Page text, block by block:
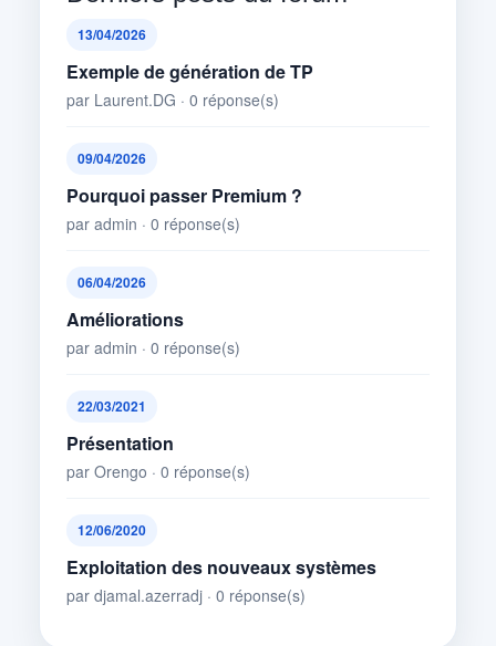
13/04/2026
Exemple de génération de TP
par Laurent.DG · 0 réponse(s)
09/04/2026
Pourquoi passer Premium ?
par admin · 0 réponse(s)
06/04/2026
Améliorations
par admin · 0 réponse(s)
22/03/2021
Présentation
par Orengo · 0 réponse(s)
12/06/2020
Exploitation des nouveaux systèmes
par djamal.azerradj · 0 réponse(s)